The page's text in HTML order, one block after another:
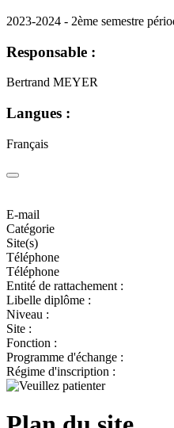
2023-2024 - 2ème semestre
Responsable :
Bertrand MEYER
Langues :
Français
E-mail
Catégorie
Site(s)
Téléphone
Téléphone
Entité de rattachement :
Libelle diplôme :
Niveau :
Site :
Fonction :
Programme d'échange :
Régime d'inscription :